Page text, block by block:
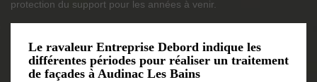
protection du support pour les années à venir.
Le ravaleur Entreprise Debord indique les
différentes périodes pour réaliser un traitement
de façades à Audinac Les Bains